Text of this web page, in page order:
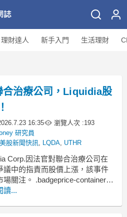
理財達人 新手入門 生活理財
合治療公司，Liquidia股
16:35 瀏覽人次 :193
研究員
美股新聞快訊, LQDA, UTHR
Corp.因法官對聯合治療公司在
議中的指責而股價上漲，該事件
場關注。 .badgeprice-container {
flex !important;
讀...